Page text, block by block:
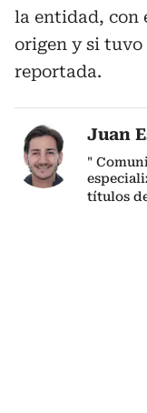
la entidad, con
origen y si
reportada.
Juan
"
títulos